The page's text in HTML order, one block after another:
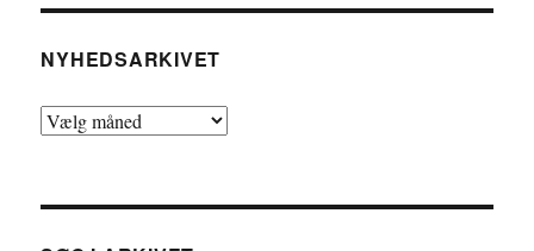
NYHEDSARKIVET
Nyhedsarkivet